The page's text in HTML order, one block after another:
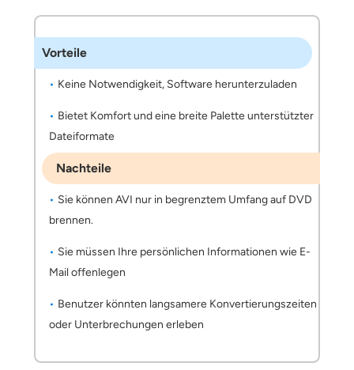
Vorteile
Keine Notwendigkeit, Software herunterzuladen
Bietet Komfort und eine breite Palette unterstützter
Dateiformate
Nachteile
Sie können AVI nur in begrenztem Umfang auf DVD
brennen.
Sie müssen Ihre persönlichen Informationen wie E-
Mail offenlegen
Benutzer könnten langsamere Konvertierungszeiten
oder Unterbrechungen erleben